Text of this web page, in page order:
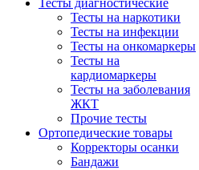
Тесты диагностические
Тесты на наркотики
Тесты на инфекции
Тесты на онкомаркеры
Тесты на
кардиомаркеры
Тесты на заболевания
ЖКТ
Прочие тесты
Ортопедические товары
Корректоры осанки
Бандажи